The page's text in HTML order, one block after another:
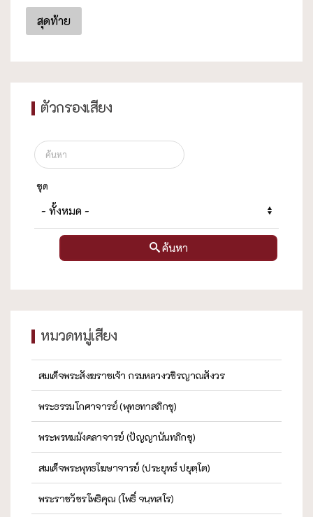
สุดท้าย
ตัวกรองเสียง
ชุด
ค้นหา
หมวดหมู่เสียง
สมเด็จพระสังฆราชเจ้า กรมหลวงวชิรญาณสังวร
พระธรรมโกศาจารย์ (พุทธทาสภิกขุ)
พระพรหมมังคลาจารย์ (ปัญญานันทภิกขุ)
สมเด็จพระพุทธโฆษาจารย์ (ประยุทธ์ ปยุตฺโต)
พระราชวัชรโพธิคุณ (โพธิ์ จนฺทสโร)